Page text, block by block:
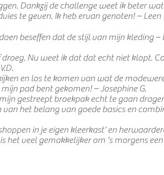
Dankzij de challenge weet ik beter
te geven. Ik heb ervan genoten! – Leen
beseffen dat de stijl van mijn kleding –
Nu weet ik dat dat echt niet klopt.
en los te komen van wat de
pad bent gekomen! – Josephine G.
gestreept broekpak echt te gaan
het belang van goede basics en
in je eigen kleerkast' en
het veel gemakkelijker om 's morgens